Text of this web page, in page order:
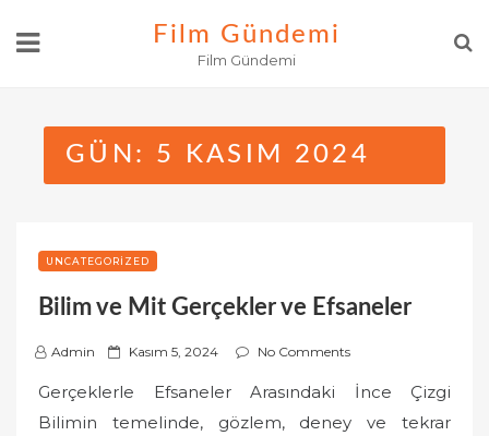
Film Gündemi
Film Gündemi
GÜN: 5 KASIM 2024
UNCATEGORIZED
Bilim ve Mit Gerçekler ve Efsaneler
Admin
P
s
t
Kasım 5, 2024 No Comments
Gerçeklerle Efsaneler Arasındaki İnce Çizgi
Bilimin temelinde, gözlem, deney ve tekrar